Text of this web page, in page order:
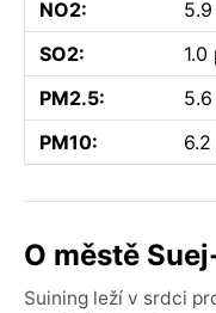
NO2:
SO2:
1.0
PM2.5:
PM10:
O městě
Suining leží v srdci